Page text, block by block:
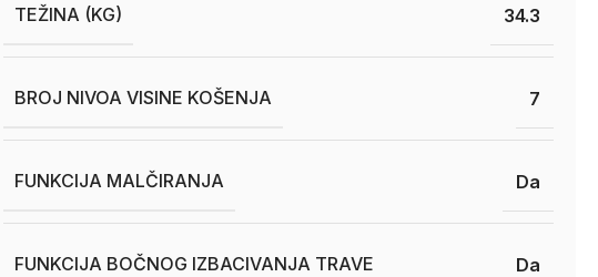
TEŽINA (KG) 34.3
BROJ NIVOA VISINE KOŠENJA 7
FUNKCIJA MALČIRANJA Da
FUNKCIJA BOČNOG IZBACIVANJA TRAVE Da